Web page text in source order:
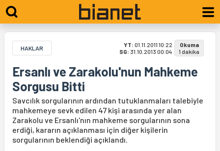
HAKLAR YT: 01.11.2011 10:22
SG: 31.10.2013 00:04
Okuma
1 dakika
Ersanlı ve Zarakolu'nun Mahkeme
Sorgusu Bitti
Savcılık sorgularının ardından tutuklanmaları talebiyle
mahkemeye sevk edilen 47 kişi arasında yer alan
Zarakolu ve Ersanlı'nın mahkeme sorgularının sona
erdiği, kararın açıklanması için diğer kişilerin
sorgularının beklendiği açıklandı.